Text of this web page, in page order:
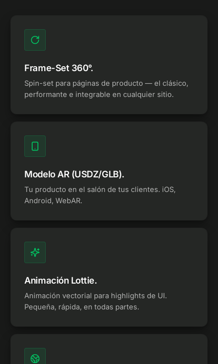
Frame-Set 360°.
Spin-set para páginas de producto — el clásico,
performante e integrable en cualquier sitio.
Modelo AR (USDZ/GLB).
Tu producto en el salón de tus clientes. iOS,
Android, WebAR.
Animación Lottie.
Animación vectorial para highlights de UI.
Pequeña, rápida, en todas partes.